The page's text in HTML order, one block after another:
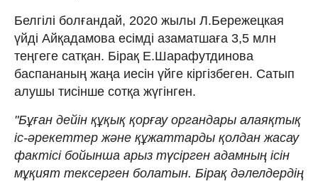
Белгілі болғандай, 2020 жылы Л.Бережецкая
үйді Айқадамова есімді азаматшаға 3,5 млн
теңгеге сатқан. Бірақ Е.Шарафутдинова
баспананың жаңа иесін үйге кіргізбеген. Сатып
алушы тисінше сотқа жүгінген.
"Бұған дейін құқық қорғау органдары алаяқтық
іс-әрекеттер және құжаттарды қолдан жасау
фактісі бойынша арыз түсірген адамның ісін
мұқият тексерген болатын. Бірақ дәлелдердің